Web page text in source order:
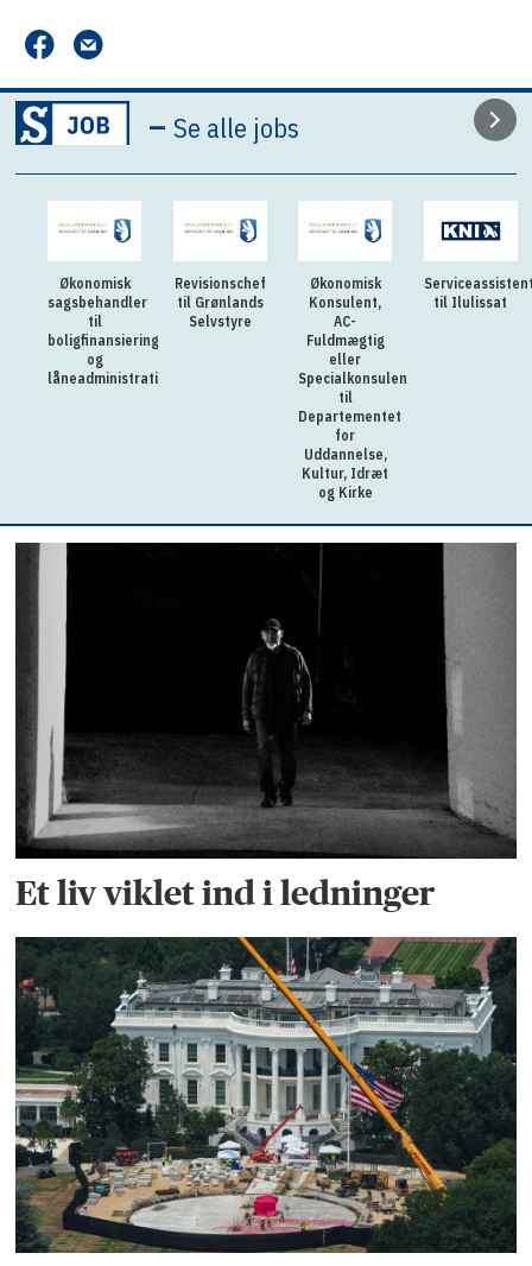
–Se alle jobs
Økonomisk
sagsbehandler
til
boligfinansiering
og
låneadministration
Revisionschef
til Grønlands
Selvstyre
Økonomisk
Konsulent,
AC-
Fuldmægtig
eller
Specialkonsulent
til
Departementet
for
Uddannelse,
Kultur, Idræt
og Kirke
til Ilulissat
Et liv viklet ind i ledninger